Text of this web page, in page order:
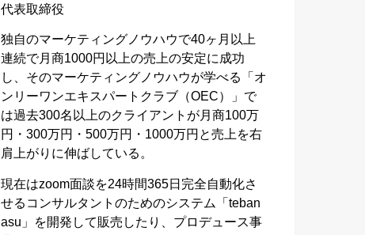
代表取締役
独自のマーケティングノウハウで40ヶ月以上
連続で月商1000円以上の売上の安定に成功
し、そのマーケティングノウハウが学べる「オ
ンリーワンエキスパートクラブ（OEC）」で
は過去300名以上のクライアントが月商100万
円・300万円・500万円・1000万円と売上を右
肩上がりに伸ばしている。
現在はzoom面談を24時間365日完全自動化さ
せるコンサルタントのためのシステム「teban
asu」を開発して販売したり、プロデュース事